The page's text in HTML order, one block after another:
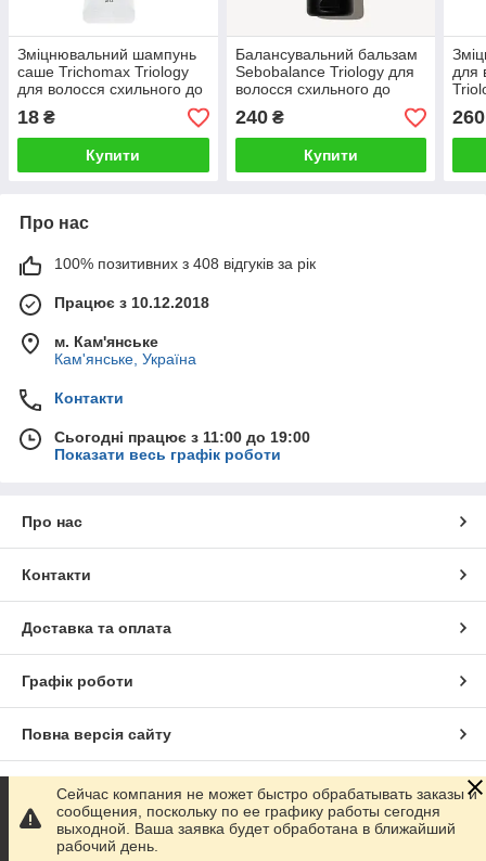
Зміцнювальний шампунь
саше Trichomax Triology
для волосся схильного до
ламкості та випадіння 10
мл
18 ₴
Купити
Балансувальний бальзам
Sebobalance Triology для
волосся схильного до
жирності 200 мл
240₴
Купити
для
мл
260
Про нас
100% позитивних з 408 відгуків за рік
Працює з 10.12.2018
м. Кам'янське
Кам'янське, Україна
Контакти
Сьогодні працює з 11:00 до 19:00
Показати весь графік роботи
Про нас
Контакти
Доставка та оплата
Графік роботи
Повна версія сайту
Сайт створено на маркетплейсі Prom.ua
Політика конфіденційності
Сейчас компания не может быстро обрабатывать заказы и
сообщения, поскольку по ее графику работы сегодня
выходной. Ваша заявка будет обработана в ближайший
рабочий день.